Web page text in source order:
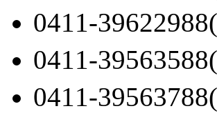
0411-
0411-
0411-